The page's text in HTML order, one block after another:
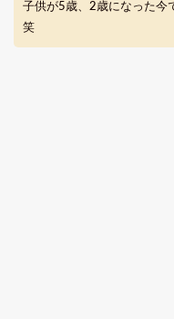
子供が5歳、2歳になった今
笑